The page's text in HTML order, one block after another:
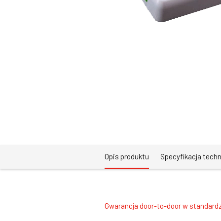
Opis produktu Specyfikacja
Gwarancja door-to-door w